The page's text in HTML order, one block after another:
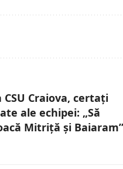
Craiova, certați
ale echipei: „Să
Mitriță și Baiaram”